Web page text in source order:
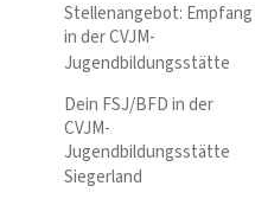
Stellenangebot: Empfang
in der CVJM-
Jugendbildungsstätte
Dein FSJ/BFD in der
CVJM-
Jugendbildungsstätte
Siegerland